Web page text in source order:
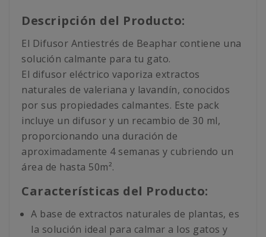
Descripción del Producto:
El Difusor Antiestrés de Beaphar contiene una
solución calmante para tu gato.
El difusor eléctrico vaporiza extractos
naturales de valeriana y lavandín, conocidos
por sus propiedades calmantes. Este pack
incluye un difusor y un recambio de 30 ml,
proporcionando una duración de
aproximadamente 4 semanas y cubriendo un
área de hasta 50m².
Características del Producto:
A base de extractos naturales de plantas, es
la solución ideal para calmar a los gatos y